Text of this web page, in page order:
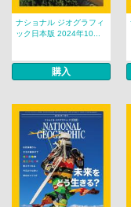
ナショナル ジオグラフィ
ック日本版 2024年10...
購入